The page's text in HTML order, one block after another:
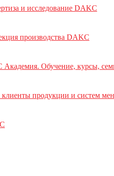
и исследование DAKC
производства DAKC
Обучение, курсы,
продукции и систем